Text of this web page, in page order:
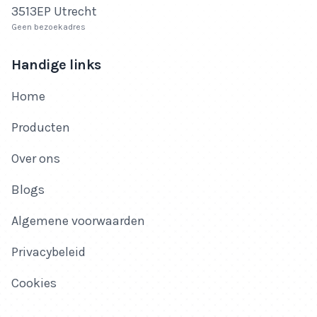
3513EP Utrecht
Geen bezoekadres
Handige links
Home
Producten
Over ons
Blogs
Algemene voorwaarden
Privacybeleid
Cookies